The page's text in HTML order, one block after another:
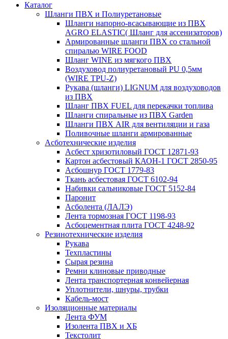
Каталог
Шланги ПВХ и Полиуретановые
Шланги напорно-всасывающие из ПВХ
AGRO ELASTIC( Шланг для ассенизаторов)
Армированные шланги ПВХ со стальной
спиралью WIRE FOOD
Шланг WINE из мягкого ПВХ
Воздуховод полиуретановый PU 0,5мм
(WIRE TPU-Z)
Рукава (шланги) LIGNUM для воздуховодов
из ПВХ
Шланг ПВХ FUEL для перекачки топлива
Шланги спиральные из ПВХ Garden
Шланги ПВХ AIR для вентиляции и газа
Поливочные шланги армированные
Асботехнические изделия
Асбест хризотиловый ГОСТ 12871-93
Картон aсбестовый КАОН-1 ГОСТ 2850-95
Асбошнур ГОСТ 1779-83
Ткань асбестовая ГОСТ 6102-94
Набивки сальниковые ГОСТ 5152-84
Паронит
Асболента (ЛАЛЭ)
Лента тормозная ГОСТ 1198-93
Асбоцементная плита ГОСТ 4248-92
Резинотехнические изделия
Рукава
Техпластины
Сырая резина
Ремни клиновые приводные
Лента транспортерная конвейерная
Уплотнители, шнуры, трубки
Кабель-мост
Изоляционные материалы
Лента ФУМ
Изолента ПВХ и ХБ
Текстолит